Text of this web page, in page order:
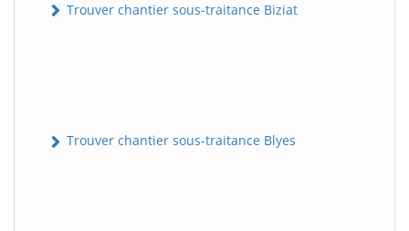
Trouver chantier sous-traitance Biziat
Trouver chantier sous-traitance Blyes